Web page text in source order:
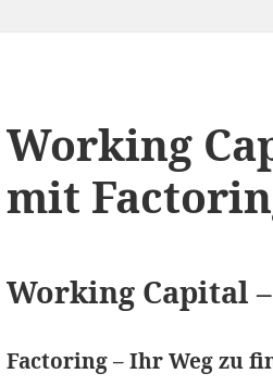
Working
mit
Working Capital
Factoring – Ihr Weg zu